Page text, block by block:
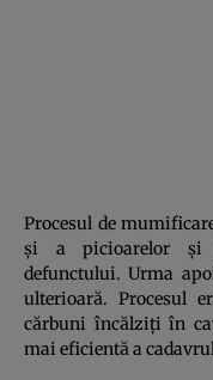
Procesul de
şi a picioarelor şi
defunctului. Urma
ulterioară. Procesul
cărbuni încălziţi în
mai eficientă a